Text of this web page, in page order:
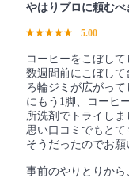
やはりプロに頼むべ
5.00
コーヒーをこぼし
数週間前にこぼし
ろ輪ジミが広がっ
にもう1脚、コーヒ
所洗剤でトライし
思い口コミでもと
そうだったのでお願
事前のやりとりか